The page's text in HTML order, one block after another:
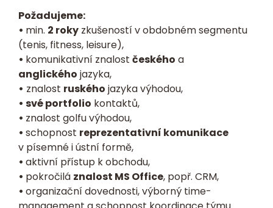
Požadujeme:
• min. 2 roky zkušeností v obdobném segmentu
(tenis, fitness, leisure),
• komunikativní znalost českého a
anglického jazyka,
• znalost ruského jazyka výhodou,
• své portfolio kontaktů,
• znalost golfu výhodou,
• schopnost reprezentativní komunikace
v písemné i ústní formě,
• aktivní přístup k obchodu,
• pokročilá znalost MS Office, popř. CRM,
• organizační dovednosti, výborný time-